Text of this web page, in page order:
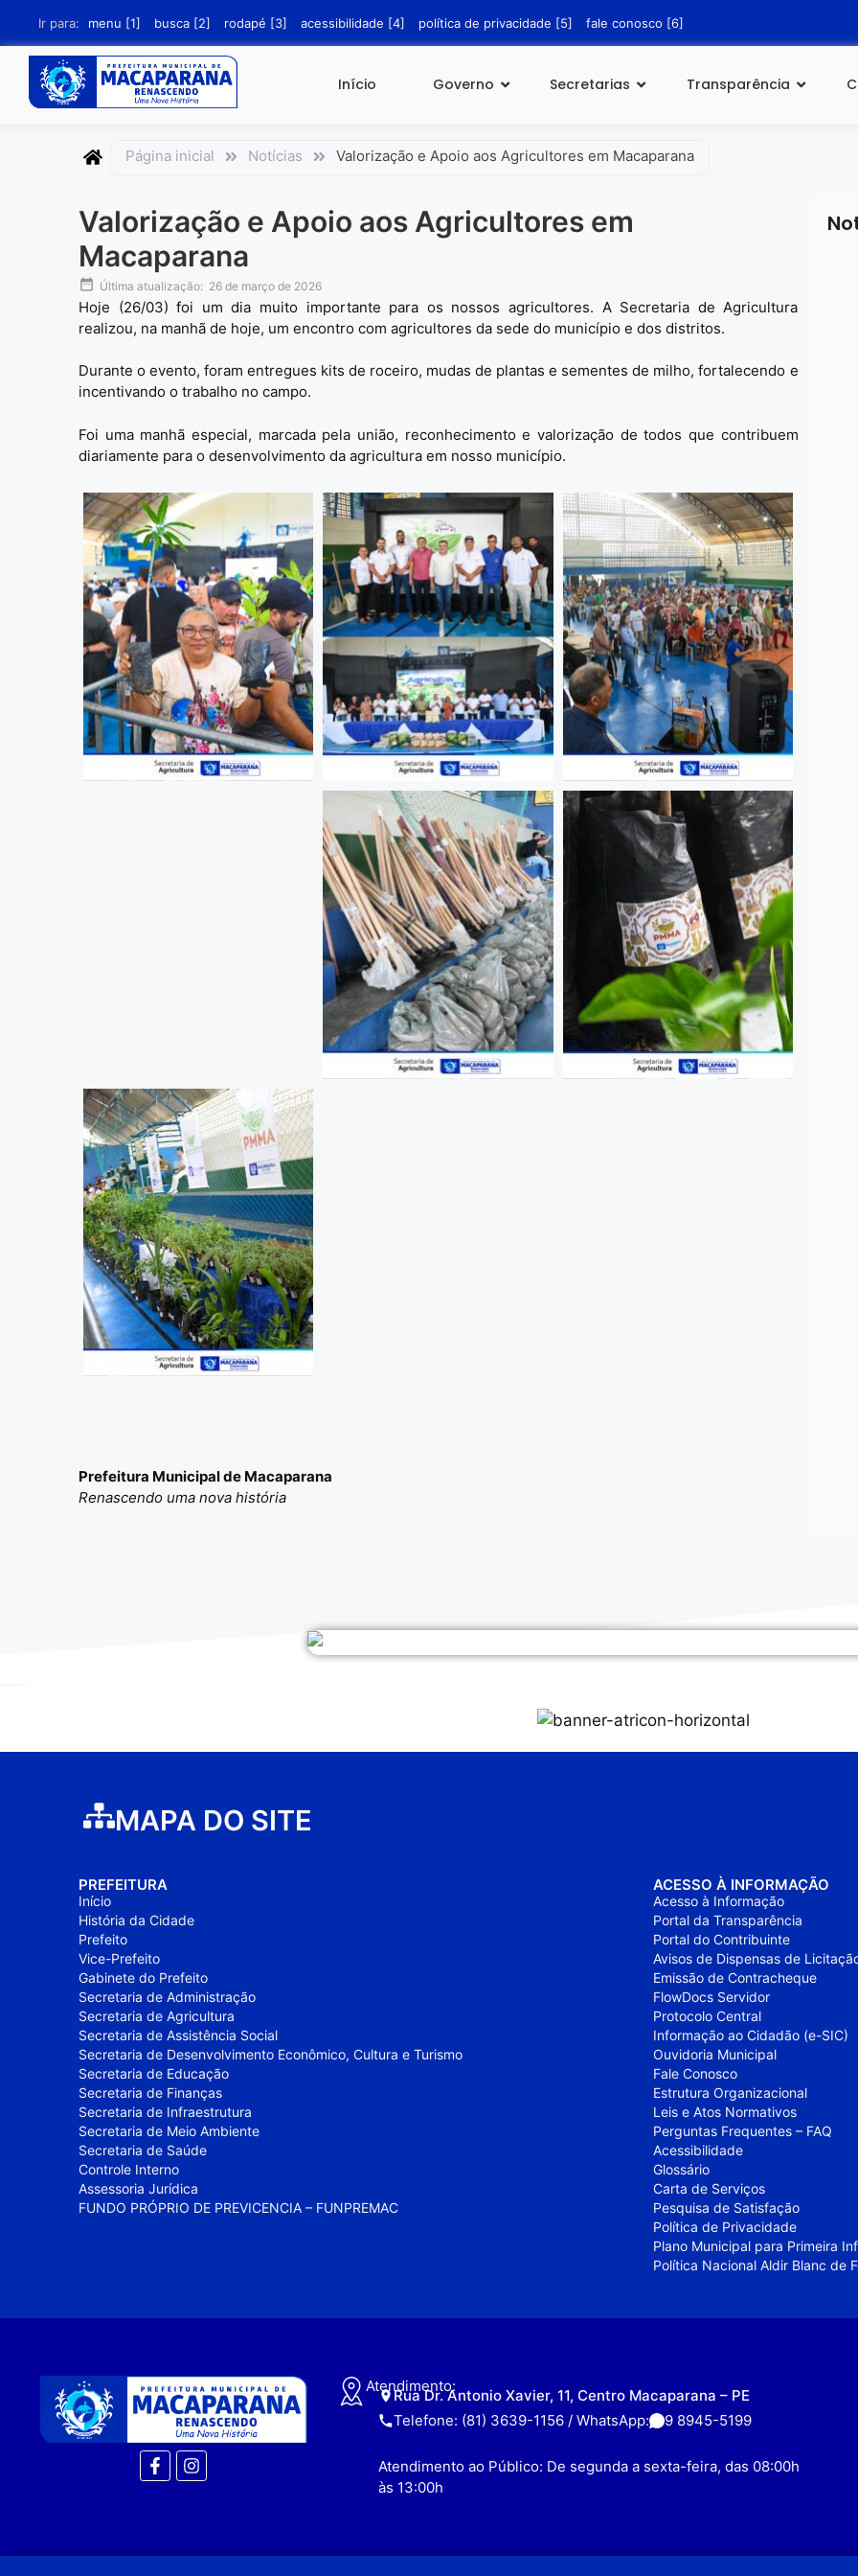
conteúdo
Ir para: menu [1] busca [2] rodapé [3] acessibilidade [4] política de privacidade [5] fale conosco [6]
Início Governo Secretarias Transparência
Página inicial Notícias Valorização e Apoio aos Agricultores em Macaparana
Valorização e Apoio aos Agricultores em
Macaparana
Última atualização: 26 de março de 2026
Hoje (26/03) foi um dia muito importante para os nossos agricultores. A Secretaria de Agricultura
realizou, na manhã de hoje, um encontro com agricultores da sede do município e dos distritos.
Durante o evento, foram entregues kits de roceiro, mudas de plantas e sementes de milho, fortalecendo e
incentivando o trabalho no campo.
Foi uma manhã especial, marcada pela união, reconhecimento e valorização de todos que contribuem
diariamente para o desenvolvimento da agricultura em nosso município.
Prefeitura Municipal de Macaparana
Renascendo uma nova história
MAPA DO SITE
PREFEITURA
Início
História da Cidade
Prefeito
Vice-Prefeito
Gabinete do Prefeito
Secretaria de Administração
Secretaria de Agricultura
Secretaria de Assistência Social
Secretaria de Desenvolvimento Econômico, Cultura e Turismo
Secretaria de Educação
Secretaria de Finanças
Secretaria de Infraestrutura
Secretaria de Meio Ambiente
Secretaria de Saúde
Controle Interno
Assessoria Jurídica
FUNDO PRÓPRIO DE PREVICENCIA – FUNPREMAC
ACESSO À INFORMAÇÃO
Acesso à Informação
Portal da Transparência
Portal do Contribuinte
Avisos de Dispensas de
Emissão de Contracheque
FlowDocs Servidor
Protocolo Central
Informação ao Cidadão (e-SIC)
Ouvidoria Municipal
Fale Conosco
Estrutura Organizacional
Leis e Atos Normativos
Perguntas Frequentes – FAQ
Acessibilidade
Glossário
Carta de Serviços
Pesquisa de Satisfação
Política de Privacidade
Plano Municipal para Primeira
Política Nacional Aldir Blanc de
Atendimento:
Rua Dr. Antonio Xavier, 11, Centro Macaparana – PE
Telefone: (81) 3639-1156 / WhatsApp:
9 8945-5199
Atendimento ao Público: De segunda a sexta-feira, das 08:00h
às 13:00h